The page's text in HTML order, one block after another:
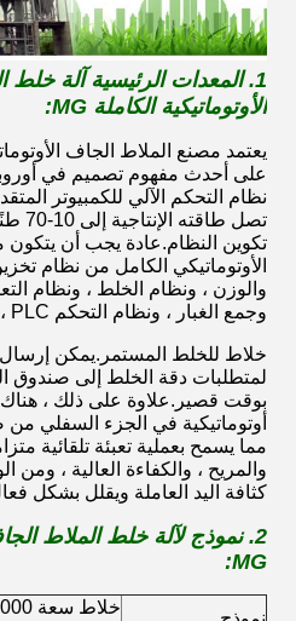
1. المعدات الرئيسية
آلة خلط
الأوتوماتيكية الكاملة MG:
على أحدث مفهوم تصميم في أوروبا
تصل
تكوين النظام.عادة يجب أن
الأوتوماتيكي الكامل من نظام
والوزن ، ونظام الخلط ، ونظام
وجمع الغبار ، ونظام التحكم PLC ، إلخ.
خلاط للخلط المستمر.يمكن إرسال
لمتطلبات دقة الخلط إلى صندوق
بوقت قصير.علاوة على ذلك ، هناك
أوتوماتيكية في الجزء السفلي من
مما يسمح بعملية تعبئة تلقائية
والمريح ، والكفاءة العالية ،
كثافة اليد العاملة ويقلل بشكل
2. نموذج لآلة خلط الملاط
MG:
خلاط سعة